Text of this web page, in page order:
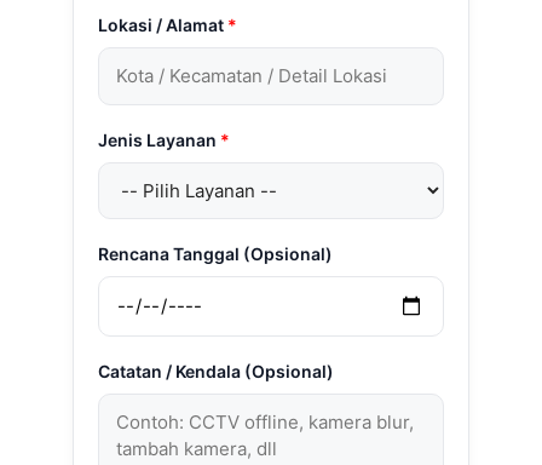
Lokasi / Alamat *
Jenis Layanan *
Rencana Tanggal (Opsional)
Catatan / Kendala (Opsional)